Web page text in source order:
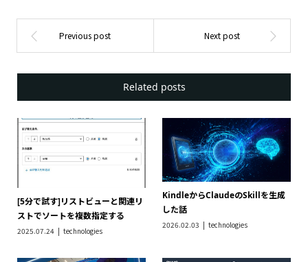
Related posts
[5分で試す]リストビューと関連リ
ストでソートを複数指定する
2025.07.24 technologies
KindleからClaudeのSkillを生成
した話
2026.02.03 technologies